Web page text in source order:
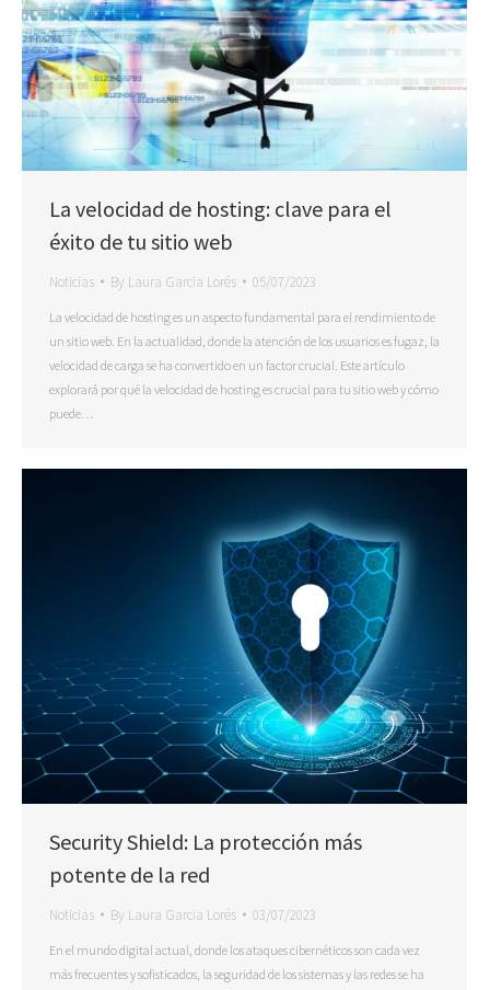
La velocidad de hosting: clave para el
éxito de tu sitio web
Noticias By Laura Garcia Lorés 05/07/2023
La velocidad de hosting es un aspecto fundamental para el rendimiento de
un sitio web. En la actualidad, donde la atención de los usuarios es fugaz, la
velocidad de carga se ha convertido en un factor crucial. Este artículo
explorará por qué la velocidad de hosting es crucial para tu sitio web y cómo
puede…
Security Shield: La protección más
potente de la red
Noticias By Laura Garcia Lorés 03/07/2023
En el mundo digital actual, donde los ataques cibernéticos son cada vez
más frecuentes y sofisticados, la seguridad de los sistemas y las redes se ha